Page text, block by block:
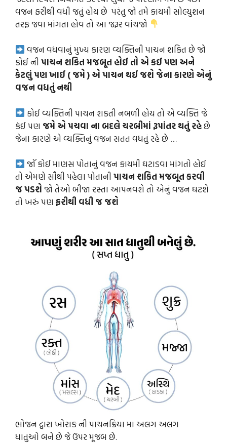
વજન ફરીથી વધી જતું હોય છે પરંતુ જો તમે કાયમી સોલ્યુશન
તરફ જવા માંગતા હોવ તો આ જરૂર વાંચજો
વજન વધવાનું મુખ્ય કારણ વ્યક્તિની પાચન શકિત છે જો
કોઈ ની પાચન શકિત મજબૂત હોઈ તો એ કઈ પણ અને
કેટલું પણ ખાઈ ( જમે ) એ પાચન થઈ જશે જેના કારણે એનું
વજન વધતું નથી
કોઈ વ્યક્તિની પાચન શકતી નબળી હોય તો એ વ્યક્તિ જે
કંઈ પણ જમે એ પચવા ના બદલે ચરબીમાં રૂપાંતર થતું રહેછે
જેના કારણે એ વ્યક્તિનું વજન સતત વધતું રહે છે …
જૉ કોઈ માણસ પોતાનું વજન કાયમી ઘટાડવા માંગતો હોઈ
તો એમણે સૌથી પહેલા પોતાની પાચન શકિત મજબૂત કરવી
જ પડશે જો તેઓ બીજા રસ્તા આપનવશે તો એનું વજન ઘટશે
તો ખરું પણ ફરીથી વધી જ જશે
ભોજન દ્વારા ખોરાક ની પાચનક્રિયા મા અલગ અલગ
ધાતુઓ બને છે જે ઉપર મૂજબ છે.